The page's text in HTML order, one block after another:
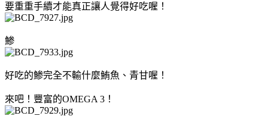
要重重手續才能真正讓人覺得好吃喔！
鯵
好吃的鯵完全不輸什麼鮪魚、青甘喔！
來吧！豐富的OMEGA 3！